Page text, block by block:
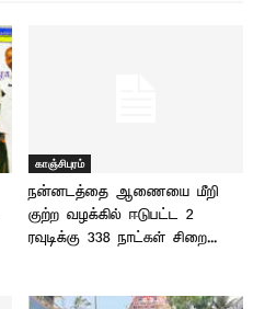
காஞ்சிபுரம்
நன்னடத்தை ஆணையை மீறி
குற்ற வழக்கில் ஈடுபட்ட 2
ரவுடிக்கு 338 நாட்கள் சிறை...